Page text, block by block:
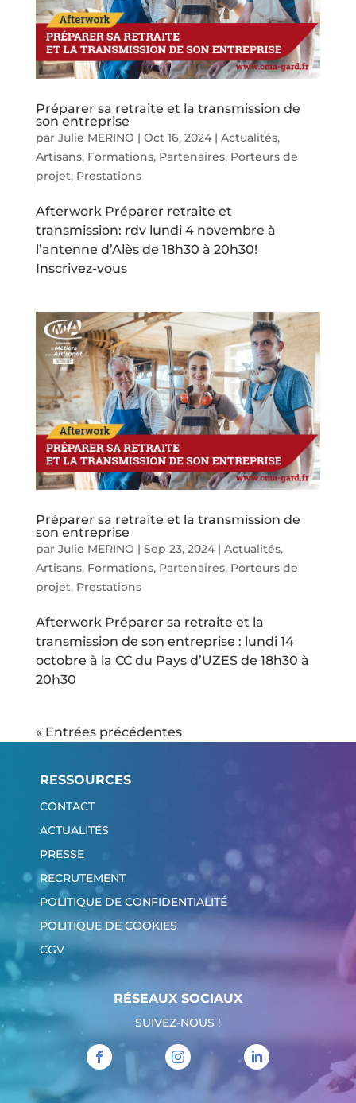
Préparer sa retraite et la transmission de
son entreprise
par Julie MERINO | Oct 16, 2024| Actualités,
Artisans, Formations, Partenaires, Porteurs de
projet, Prestations
Afterwork Préparer retraite et
transmission: rdv lundi 4 novembre à
l’antenne d’Alès de 18h30 à 20h30!
Inscrivez-vous
Préparer sa retraite et la transmission de
son entreprise
par Julie MERINO | Sep 23, 2024| Actualités,
Artisans, Formations, Partenaires, Porteurs de
projet, Prestations
Afterwork Préparer sa retraite et la
transmission de son entreprise : lundi 14
octobre à la CC du Pays d’UZES de 18h30 à
20h30
« Entrées précédentes
RESSOURCES
CONTACT
ACTUALITÉS
PRESSE
RECRUTEMENT
POLITIQUE DE CONFIDENTIALITÉ
POLITIQUE DE COOKIES
CGV
RÉSEAUX SOCIAUX
SUIVEZ-NOUS !